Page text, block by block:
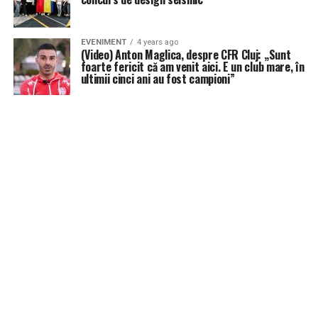
EVENIMENT 4 years ago
(Video) Anton Maglica, despre CFR Cluj: „Sunt
foarte fericit că am venit aici. E un club mare, în
ultimii cinci ani au fost campioni”